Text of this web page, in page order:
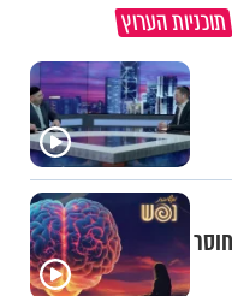
תוכניות הערוץ